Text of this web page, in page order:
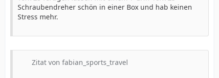
Schraubendreher schön in einer Box und hab keinen
Stress mehr.
Zitat von fabian_sports_travel